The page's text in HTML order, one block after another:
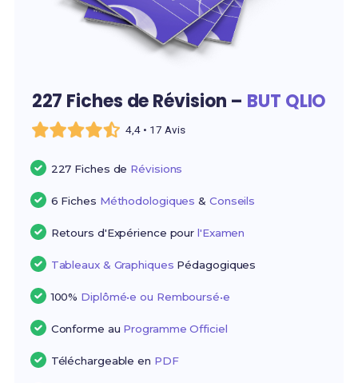
227 Fiches de Révision – BUT QLIO
4,4 • 17 Avis
227 Fiches de Révisions
6 Fiches Méthodologiques & Conseils
Retours d'Expérience pourl'Examen
Tableaux & Graphiques Pédagogiques
100% Diplômé•e ou Remboursé•e
Conforme au Programme Officiel
Téléchargeable en PDF